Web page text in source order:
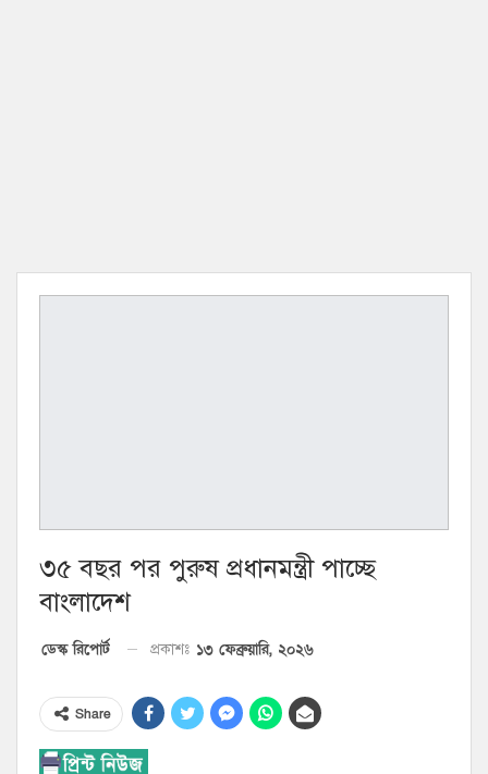
৩৫ বছর পর পুরুষ প্রধানমন্ত্রী পাচ্ছে
বাংলাদেশ
ডেস্ক রিপোর্ট প্রকাশঃ ১৩ ফেব্রুয়ারি, ২০২৬
Share